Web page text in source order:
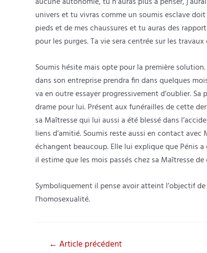
univers et tu vivras comme un soumis esclave
pieds et de mes chaussures et tu auras des
pour les purges. Ta vie sera centrée sur les
Soumis hésite mais opte pour la première
dans son entreprise prendra fin dans quelques
va en outre essayer progressivement d’oublier.
drame pour lui. Présent aux funérailles de cette
sa Maîtresse qui lui aussi a été blessé dans
liens d’amitié. Soumis reste aussi en contact
échangent beaucoup. Elle lui explique que Pénis
il estime que les mois passés chez sa Maîtresse
Symboliquement il pense avoir atteint l’objectif
l’homosexualité.
Navigation
← Article précédent